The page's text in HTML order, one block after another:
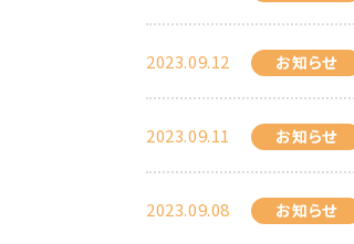
2023.09.12 お知らせ
2023.09.11 お知らせ
2023.09.08 お知らせ